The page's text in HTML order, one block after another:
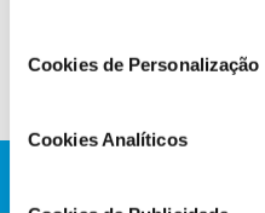
Cookies de Personalização
Cookies Analíticos